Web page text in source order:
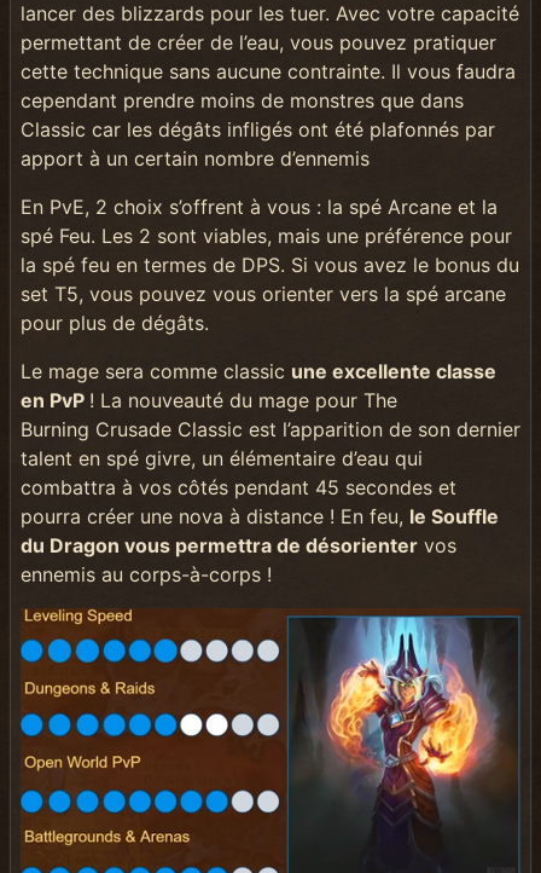
lancer des blizzards pour les tuer. Avec votre capacité
permettant de créer de l’eau, vous pouvez pratiquer
cette technique sans aucune contrainte. Il vous faudra
cependant prendre moins de monstres que dans
Classic car les dégâts infligés ont été plafonnés par
apport à un certain nombre d’ennemis
En PvE, 2 choix s’offrent à vous : la spé Arcane et la
spé Feu. Les 2 sont viables, mais une préférence pour
la spé feu en termes de DPS. Si vous avez le bonus du
set T5, vous pouvez vous orienter vers la spé arcane
pour plus de dégâts.
Le mage sera comme classic une excellente classe
en PvP ! La nouveauté du mage pour The
Burning Crusade Classic est l’apparition de son dernier
talent en spé givre, un élémentaire d’eau qui
combattra à vos côtés pendant 45 secondes et
pourra créer une nova à distance ! En feu, le Souffle
du Dragon vous permettra de désorienter vos
ennemis au corps-à-corps !